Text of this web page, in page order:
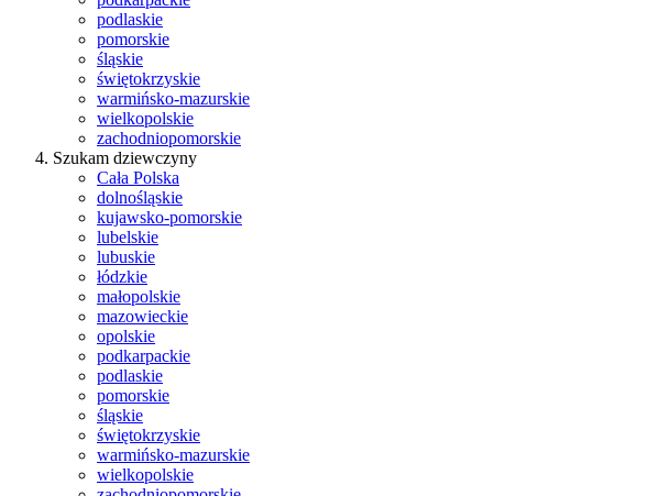
podlaskie
pomorskie
śląskie
świętokrzyskie
warmińsko-mazurskie
wielkopolskie
zachodniopomorskie
Szukam dziewczyny
Cała Polska
dolnośląskie
kujawsko-pomorskie
lubelskie
lubuskie
łódzkie
małopolskie
mazowieckie
opolskie
podkarpackie
podlaskie
pomorskie
śląskie
świętokrzyskie
warmińsko-mazurskie
wielkopolskie